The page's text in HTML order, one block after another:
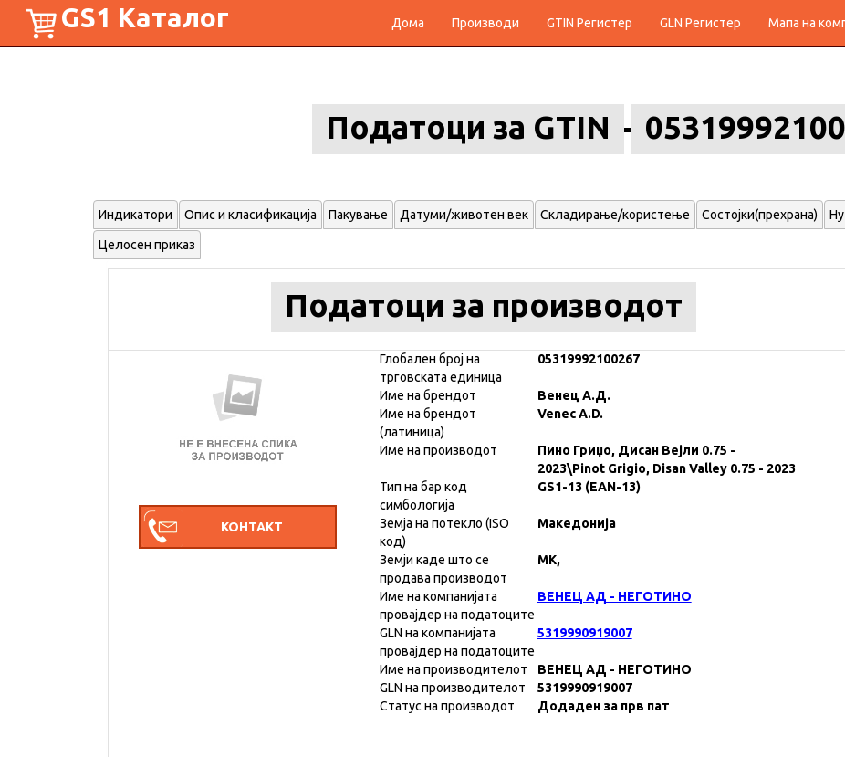
GS1 Каталог Дома Производи GTIN Регистер GLN Регистер Мапа на
Податоци за GTIN
Индикатори Опис и класификација Пакување Датуми/животен век Складирање/користење Состојки(прехрана)
Целосен приказ
Податоци за производот
Глобален број на
трговската единица
05319992100267
Име на брендот
Венец А.Д.
Име на брендот
(латиница)
Venec A.D.
Име на производот
Пино Гриџо, Дисан Вејли 0.75 -
2023\Pinot Grigio, Disan Valley 0.75 - 2023
Тип на бар код
симбологија
GS1-13 (EAN-13)
Земја на потекло (ISO
код)
Македонија
Земји каде што се
продава производот
MK,
Име на компанијата
провајдер на податоците
ВЕНЕЦ АД - НЕГОТИНО
GLN на компанијата
провајдер на податоците
5319990919007
Име на производителот
ВЕНЕЦ АД - НЕГОТИНО
GLN на производителот
5319990919007
Статус на производот
Додаден за прв пат